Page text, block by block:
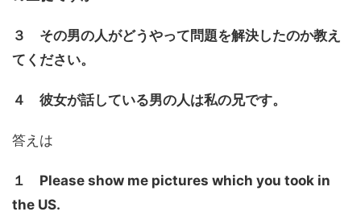
３ その男の人がどうやって問題を解決したのか教え
てください。
４ 彼女が話している男の人は私の兄です。
答えは
１ Please show me pictures which you took in
the US.